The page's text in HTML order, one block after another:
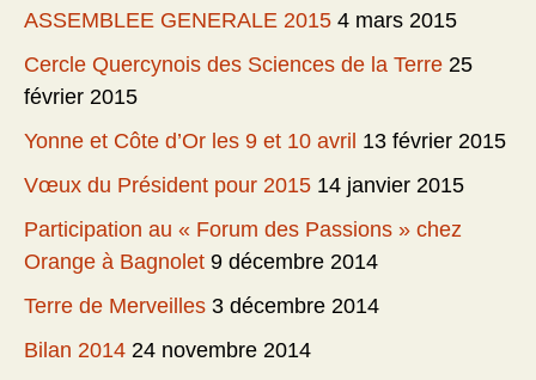
ASSEMBLEE GENERALE 2015 4 mars 2015
Cercle Quercynois des Sciences de la Terre 25
février 2015
Yonne et Côte d’Or les 9 et 10 avril 13 février 2015
Vœux du Président pour 2015 14 janvier 2015
Participation au « Forum des Passions » chez
Orange à Bagnolet 9 décembre 2014
Terre de Merveilles 3 décembre 2014
Bilan 2014 24 novembre 2014